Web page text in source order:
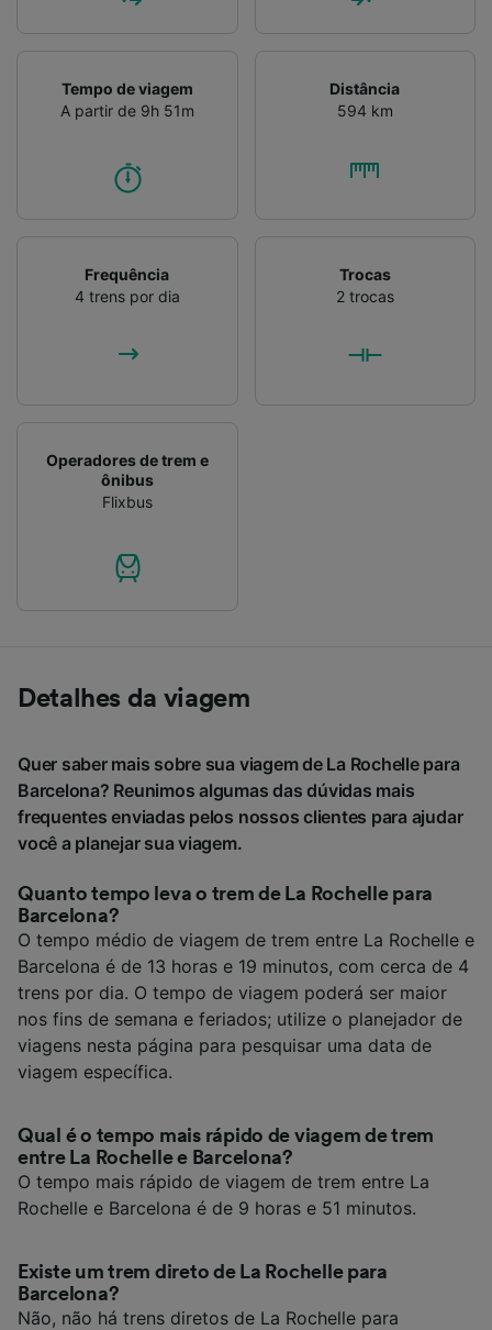
Tempo de viagem
A partir de 9h 51m
Distância
594 km
Frequência
4 trens por dia
Trocas
2 trocas
Operadores de trem e
ônibus
Flixbus
Detalhes da viagem
Quer saber mais sobre sua viagem de La Rochelle para
Barcelona? Reunimos algumas das dúvidas mais
frequentes enviadas pelos nossos clientes para ajudar
você a planejar sua viagem.
Quanto tempo leva o trem de La Rochelle para
Barcelona?
O tempo médio de viagem de trem entre La Rochelle e
Barcelona é de 13 horas e 19 minutos, com cerca de 4
trens por dia. O tempo de viagem poderá ser maior
nos fins de semana e feriados; utilize o planejador de
viagens nesta página para pesquisar uma data de
viagem específica.
Qual é o tempo mais rápido de viagem de trem
entre La Rochelle e Barcelona?
O tempo mais rápido de viagem de trem entre La
Rochelle e Barcelona é de 9 horas e 51 minutos.
Existe um trem direto de La Rochelle para
Barcelona?
Não, não há trens diretos de La Rochelle para